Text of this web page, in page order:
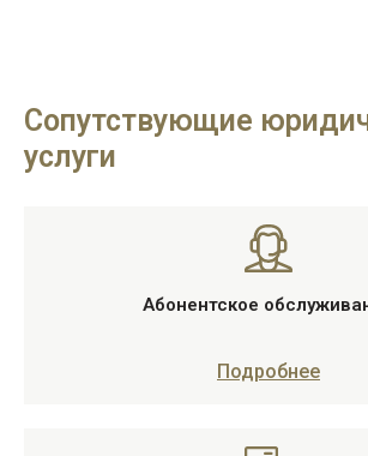
Сопутствующие
услуги
Абонентское
Подробнее